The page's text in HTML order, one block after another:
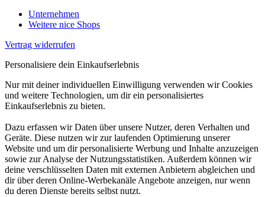
Unternehmen
Weitere nice Shops
Vertrag widerrufen
Personalisiere dein Einkaufserlebnis
Nur mit deiner individuellen Einwilligung verwenden wir Cookies
und weitere Technologien, um dir ein personalisiertes
Einkaufserlebnis zu bieten.
Dazu erfassen wir Daten über unsere Nutzer, deren Verhalten und
Geräte. Diese nutzen wir zur laufenden Optimierung unserer
Website und um dir personalisierte Werbung und Inhalte anzuzeigen
sowie zur Analyse der Nutzungsstatistiken. Außerdem können wir
deine verschlüsselten Daten mit externen Anbietern abgleichen und
dir über deren Online-Werbekanäle Angebote anzeigen, nur wenn
du deren Dienste bereits selbst nutzt.